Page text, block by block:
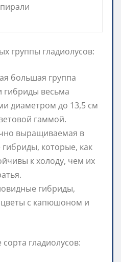
группы гладиолусов:
большая группа
гибриды весьма
диаметром до 13,5 см
гаммой.
выращиваемая в
которые, как
к холоду, чем их
гибриды,
с капюшоном и
гладиолусов: